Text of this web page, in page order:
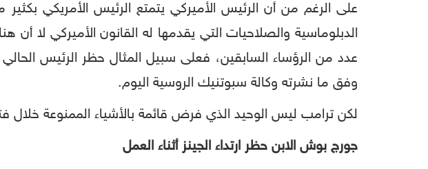
على الرغم من أن الرئيس الأميركي يتمتع الرئيس الأمريكي
الدبلوماسية والصلاحيات التي يقدمها له القانون الأميركي لا
عدد من الرؤساء السابقين، فعلى سبيل المثال حظر الرئيس
وفق ما نشرته وكالة سبوتنيك الروسية اليوم.
لكن ترامب ليس الوحيد الذي فرض قائمة بالأشياء الممنوعة خلال
جورج بوش الابن حظر ارتداء الجينز أثناء العمل